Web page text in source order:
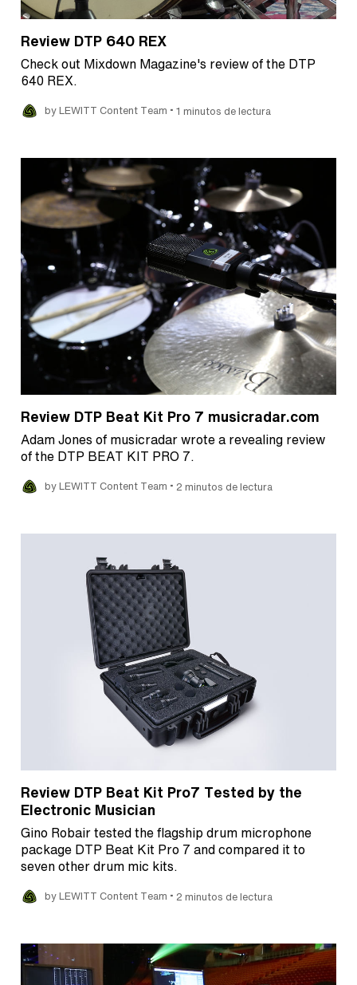
Review DTP 640 REX
Check out Mixdown Magazine's review of the DTP
640 REX.
by LEWITT Content Team • 1 minutos de lectura
Review DTP Beat Kit Pro 7 musicradar.com
Adam Jones of musicradar wrote a revealing review
of the DTP BEAT KIT PRO 7.
by LEWITT Content Team • 2 minutos de lectura
Review DTP Beat Kit Pro7 Tested by the
Electronic Musician
Gino Robair tested the flagship drum microphone
package DTP Beat Kit Pro 7 and compared it to
seven other drum mic kits.
by LEWITT Content Team • 2 minutos de lectura